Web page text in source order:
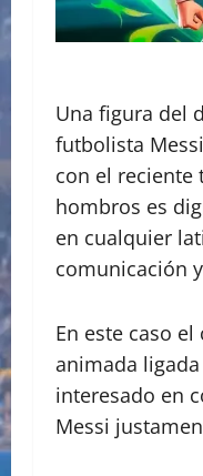
Una figura del
futbolista
con el reciente
hombros es
en cualquier
comunicación
En este caso
animada
interesado en
Messi